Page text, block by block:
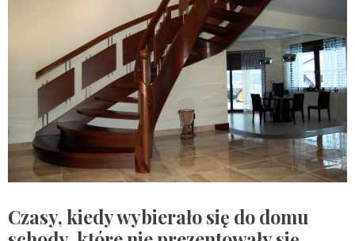
Czasy, kiedy wybierało się do domu